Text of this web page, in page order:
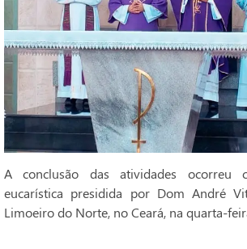
A conclusão das atividades ocorreu
eucarística presidida por Dom André
Limoeiro do Norte, no Ceará, na quarta-